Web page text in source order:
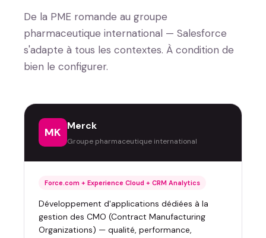
De la PME romande au groupe
pharmaceutique international — Salesforce
s'adapte à tous les contextes. À condition de
bien le configurer.
MK Merck
Groupe pharmaceutique international
Force.com + Experience Cloud + CRM Analytics
Développement d'applications dédiées à la
gestion des CMO (Contract Manufacturing
Organizations) — qualité, performance,